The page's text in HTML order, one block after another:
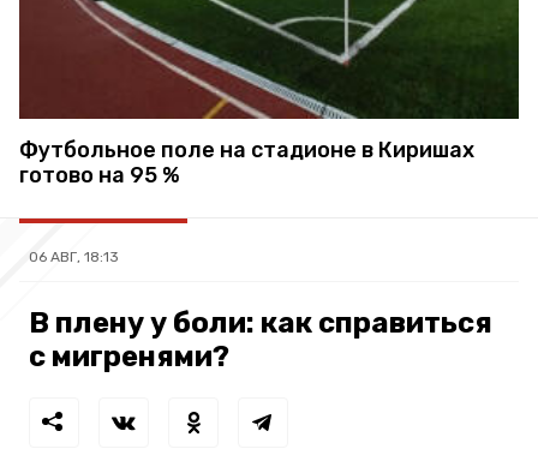
Футбольное поле на стадионе в Киришах
готово на 95 %
06 АВГ, 18:13
В плену у боли: как справиться
с мигренями?